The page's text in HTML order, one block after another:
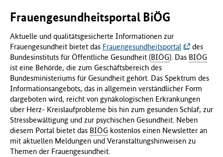
Frauengesundheitsportal BiÖG
Aktuelle und qualitätsgesicherte Informationen zur
Frauengesundheit bietet das Frauengesundheitsportal
des
Bundesinstituts für Öffentliche Gesundheit (BIÖG). Das BIÖG
ist eine Behörde, die zum Geschäftsbereich des
Bundesministeriums für Gesundheit gehört. Das Spektrum des
Informationsangebots, das in allgemein verständlicher Form
dargeboten wird, reicht von gynäkologischen Erkrankungen
über Herz- Kreislaufprobleme bis hin zum gesunden Schlaf, zur
Stressbewältigung und zur psychischen Gesundheit. Neben
diesem Portal bietet das BIÖG kostenlos einen Newsletter an
mit aktuellen Meldungen und Veranstaltungshinweisen zu
Themen der Frauengesundheit.